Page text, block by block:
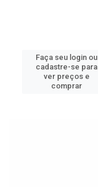
Faça seu login ou
cadastre-se para
ver preços e
comprar